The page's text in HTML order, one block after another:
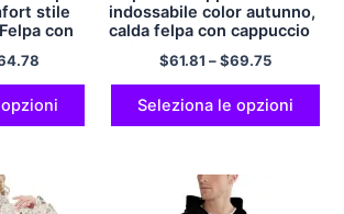
stile
con
per
indossabile color autunno,
calda felpa con cappuccio
in flanella, felpa con
cappuccio coccola
$61.81 –$69.75
Seleziona le opzioni